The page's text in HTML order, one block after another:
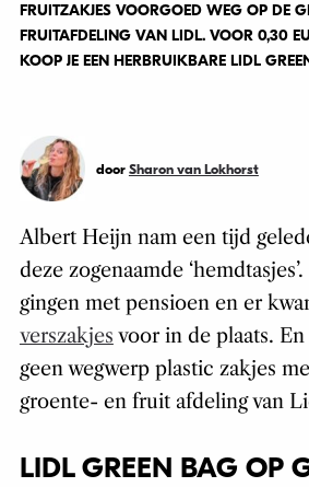
FRUITZAKJES VOORGOED WEG OP DE
FRUITAFDELING VAN LIDL. VOOR 0,30
KOOP JE EEN HERBRUIKBARE LIDL
door Sharon van Lokhorst
Albert Heijn nam een tijd
deze zogenaamde
gingen met pensioen en er
verszakjes voor in de plaats.
geen wegwerp plastic zakjes
groente- en fruit afdeling van
LIDL GREEN BAG OP